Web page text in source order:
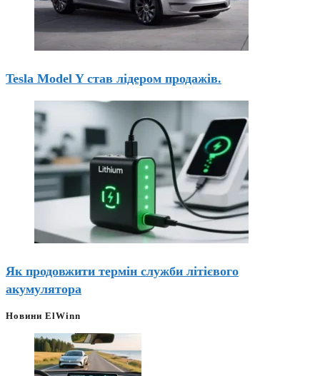
Tesla Model Y став лідером продажів.
Як продовжити термін служби літієвого
акумулятора
Новини ElWinn